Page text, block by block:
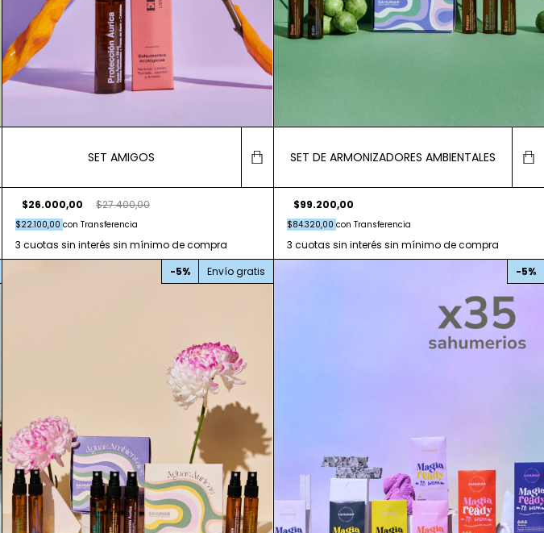
SET AMIGOS
$26.000,00 $27.400,00
$22.100,00 con Transferencia
SET DE ARMONIZADORES AMBIENTALES
$99.200,00
$84.320,00 con Transferencia
-5% Envío gratis -5%